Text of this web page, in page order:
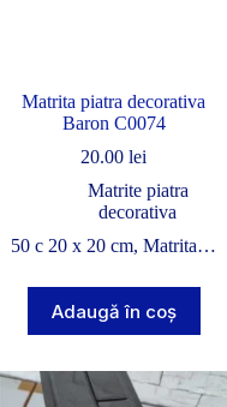
Matrita piatra decorativa
Baron C0074
20.00 lei
Matrite piatra
decorativa
50 c 20 x 20 cm, Matrita…
Adaugă în coș